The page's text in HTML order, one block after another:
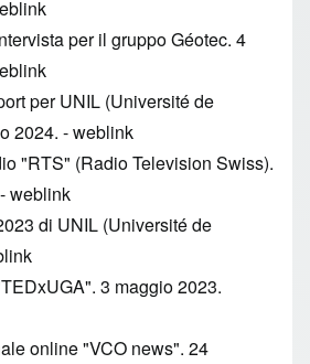
per il gruppo Géotec. 4
per UNIL (Université de
2024. -weblink
"RTS" (Radio Television Swiss).
weblink
di UNIL (Université de
3 maggio 2023.
online "VCO news". 24